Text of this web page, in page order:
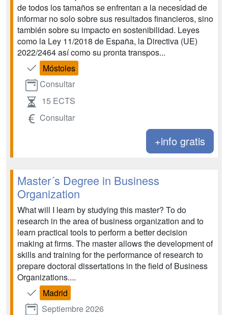
de todos los tamaños se enfrentan a la necesidad de
informar no solo sobre sus resultados financieros, sino
también sobre su impacto en sostenibilidad. Leyes
como la Ley 11/2018 de España, la Directiva (UE)
2022/2464 así como su pronta transpos...
Móstoles
Consultar
15 ECTS
Consultar
+info gratis
Master´s Degree in Business
Organization
What will I learn by studying this master? To do
research in the area of business organization and to
learn practical tools to perform a better decision
making at firms. The master allows the development of
skills and training for the performance of research to
prepare doctoral dissertations in the field of Business
Organizations....
Madrid
Septiembre 2026